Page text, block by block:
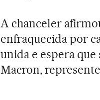
A chanceler
enfraquecida por
unida e espera
Macron,